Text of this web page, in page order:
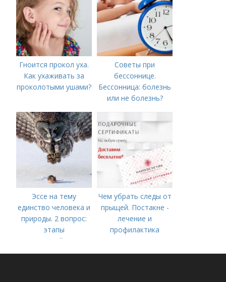
Гноится прокол уха.
Как ухаживать за
проколотыми ушами?
Советы при
бессоннице.
Бессонница: болезнь
или не болезнь?
Эссе на тему
единство человека и
природы. 2 вопрос:
этапы
взаимодействия
природного и
Чем убрать следы от
прыщей. Постакне -
лечение и
профилактика